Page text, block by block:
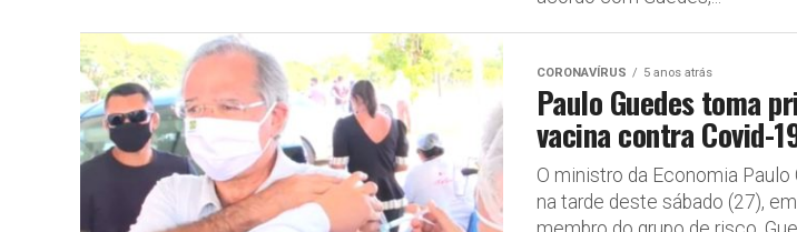
CORONAVÍRUS 5 anos atrás
Paulo Guedes toma
vacina contra Covid-
O ministro da Economia Paulo
na tarde deste sábado (27),